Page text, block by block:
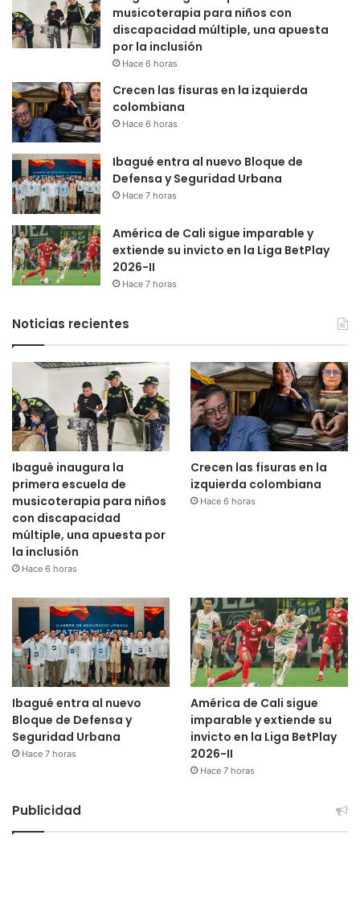
musicoterapia para niños con
discapacidad múltiple, una apuesta
por la inclusión
Hace 6 horas
Crecen las fisuras en la izquierda
colombiana
Hace 6 horas
Ibagué entra al nuevo Bloque de
Defensa y Seguridad Urbana
Hace 7 horas
América de Cali sigue imparable y
extiende su invicto en la Liga BetPlay
2026-II
Hace 7 horas
Noticias recientes
Ibagué inaugura la
primera escuela de
musicoterapia para niños
con discapacidad
múltiple, una apuesta por
la inclusión
Hace 6 horas
Crecen las fisuras en la
izquierda colombiana
Hace 6 horas
Ibagué entra al nuevo
Bloque de Defensa y
Seguridad Urbana
Hace 7 horas
América de Cali sigue
imparable y extiende su
invicto en la Liga BetPlay
2026-II
Hace 7 horas
Publicidad